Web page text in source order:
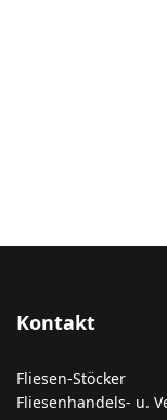
Kontakt
Fliesen-Stöcker
Fliesenhandels- u.